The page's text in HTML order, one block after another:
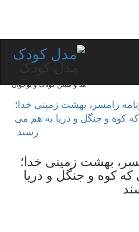
مدل کودک
مد و فشن کودک و نوجوان
رامسر، بهشت زمینی خدا؛
كوه و جنگل و دریا به هم می
رسند
بهشت زمینی خدا؛
كه كوه و جنگل و دریا